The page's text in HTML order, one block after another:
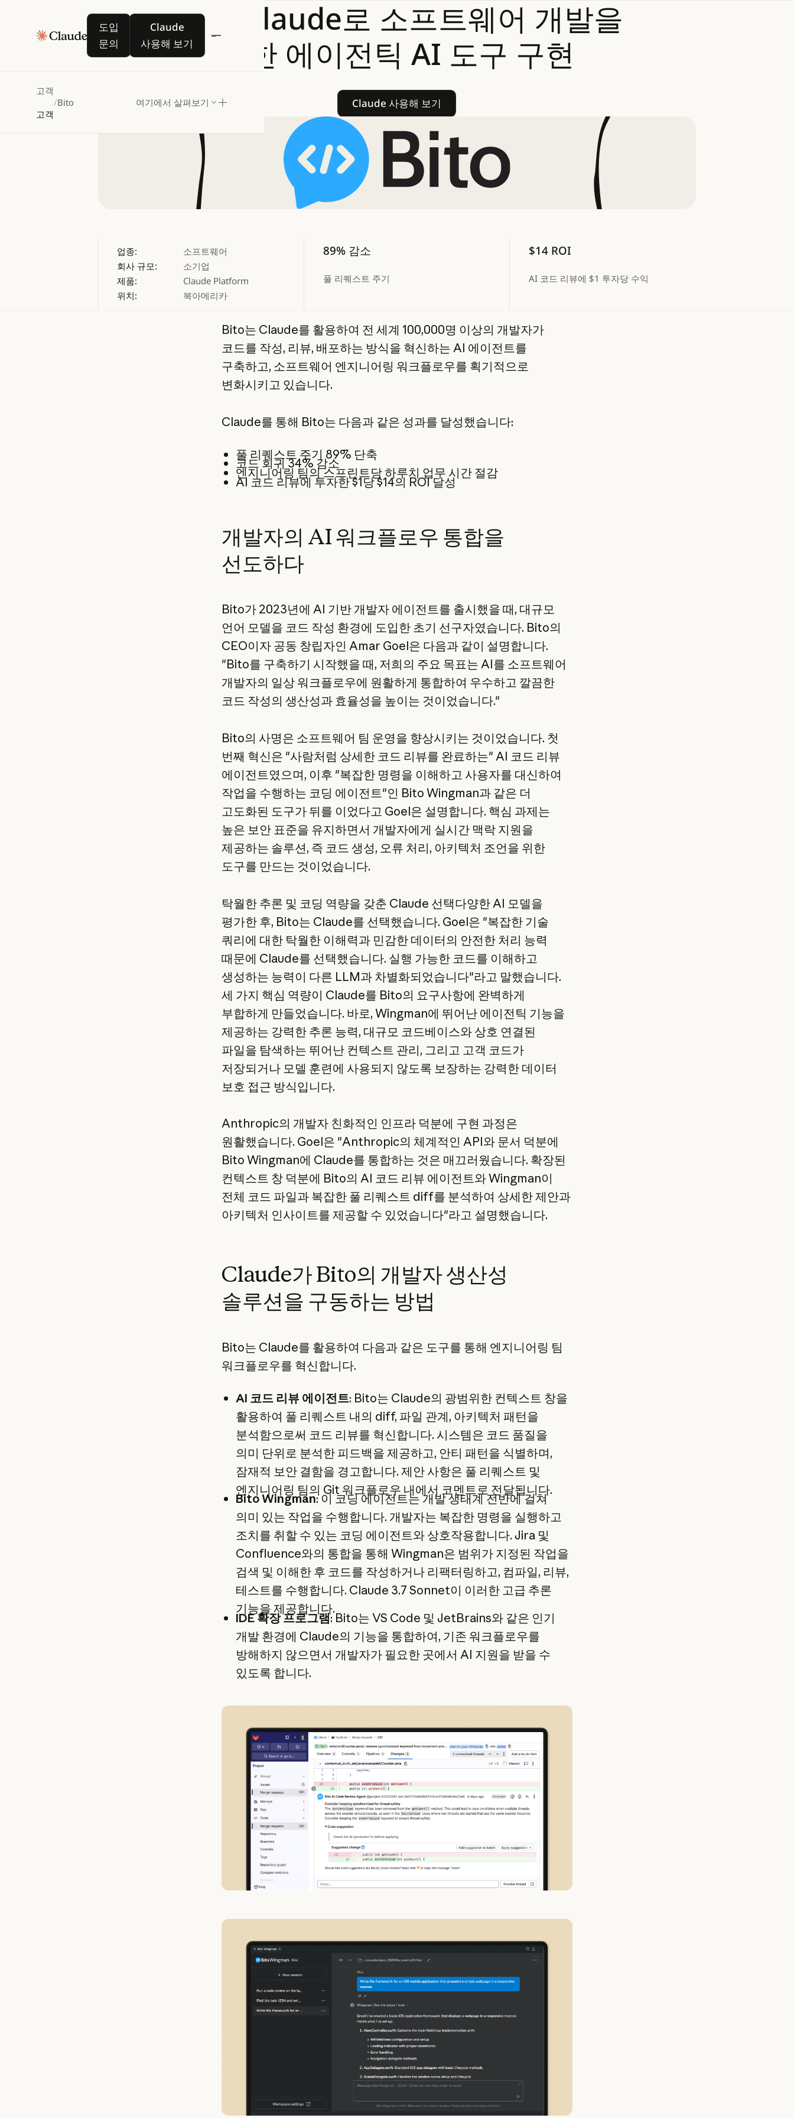
도입
문의
도입 문의
Claude
사용해 보기
Claude 사용해 보기
고객
고객
/Bito 여기에서 살펴보기
Bito, Claude로 소프트웨어 개발을
위한 에이전틱 AI 도구 구현
Claude 사용해 보기
Claude 사용해 보기
업종:
소프트웨어
회사 규모:
소기업
제품:
Claude Platform
위치:
북아메리카
89% 감소
풀 리퀘스트 주기
$14 ROI
AI 코드 리뷰에 $1 투자당 수익
Bito는 Claude를 활용하여 전 세계 100,000명 이상의 개발자가
코드를 작성, 리뷰, 배포하는 방식을 혁신하는 AI 에이전트를
구축하고, 소프트웨어 엔지니어링 워크플로우를 획기적으로
변화시키고 있습니다.
Claude를 통해 Bito는 다음과 같은 성과를 달성했습니다:
풀 리퀘스트 주기 89% 단축
코드 회귀 34% 감소
엔지니어링 팀의 스프린트당 하루치 업무 시간 절감
AI 코드 리뷰에 투자한 $1당 $14의 ROI 달성
개발자의 AI 워크플로우 통합을
선도하다
Bito가 2023년에 AI 기반 개발자 에이전트를 출시했을 때, 대규모
언어 모델을 코드 작성 환경에 도입한 초기 선구자였습니다. Bito의
CEO이자 공동 창립자인 Amar Goel은 다음과 같이 설명합니다.
"Bito를 구축하기 시작했을 때, 저희의 주요 목표는 AI를 소프트웨어
개발자의 일상 워크플로우에 원활하게 통합하여 우수하고 깔끔한
코드 작성의 생산성과 효율성을 높이는 것이었습니다."
Bito의 사명은 소프트웨어 팀 운영을 향상시키는 것이었습니다. 첫
번째 혁신은 "사람처럼 상세한 코드 리뷰를 완료하는" AI 코드 리뷰
에이전트였으며, 이후 "복잡한 명령을 이해하고 사용자를 대신하여
작업을 수행하는 코딩 에이전트"인 Bito Wingman과 같은 더
고도화된 도구가 뒤를 이었다고 Goel은 설명합니다. 핵심 과제는
높은 보안 표준을 유지하면서 개발자에게 실시간 맥락 지원을
제공하는 솔루션, 즉 코드 생성, 오류 처리, 아키텍처 조언을 위한
도구를 만드는 것이었습니다.
탁월한 추론 및 코딩 역량을 갖춘 Claude 선택다양한 AI 모델을
평가한 후, Bito는 Claude를 선택했습니다. Goel은 "복잡한 기술
쿼리에 대한 탁월한 이해력과 민감한 데이터의 안전한 처리 능력
때문에 Claude를 선택했습니다. 실행 가능한 코드를 이해하고
생성하는 능력이 다른 LLM과 차별화되었습니다"라고 말했습니다.
세 가지 핵심 역량이 Claude를 Bito의 요구사항에 완벽하게
부합하게 만들었습니다. 바로, Wingman에 뛰어난 에이전틱 기능을
제공하는 강력한 추론 능력, 대규모 코드베이스와 상호 연결된
파일을 탐색하는 뛰어난 컨텍스트 관리, 그리고 고객 코드가
저장되거나 모델 훈련에 사용되지 않도록 보장하는 강력한 데이터
보호 접근 방식입니다.
Anthropic의 개발자 친화적인 인프라 덕분에 구현 과정은
원활했습니다. Goel은 "Anthropic의 체계적인 API와 문서 덕분에
Bito Wingman에 Claude를 통합하는 것은 매끄러웠습니다. 확장된
컨텍스트 창 덕분에 Bito의 AI 코드 리뷰 에이전트와 Wingman이
전체 코드 파일과 복잡한 풀 리퀘스트 diff를 분석하여 상세한 제안과
아키텍처 인사이트를 제공할 수 있었습니다"라고 설명했습니다.
Claude가 Bito의 개발자 생산성
솔루션을 구동하는 방법
Bito는 Claude를 활용하여 다음과 같은 도구를 통해 엔지니어링 팀
워크플로우를 혁신합니다.
AI 코드 리뷰 에이전트: Bito는 Claude의 광범위한 컨텍스트 창을
활용하여 풀 리퀘스트 내의 diff, 파일 관계, 아키텍처 패턴을
분석함으로써 코드 리뷰를 혁신합니다. 시스템은 코드 품질을
의미 단위로 분석한 피드백을 제공하고, 안티 패턴을 식별하며,
잠재적 보안 결함을 경고합니다. 제안 사항은 풀 리퀘스트 및
엔지니어링 팀의 Git 워크플로우 내에서 코멘트로 전달됩니다.
Bito Wingman: 이 코딩 에이전트는 개발 생태계 전반에 걸쳐
의미 있는 작업을 수행합니다. 개발자는 복잡한 명령을 실행하고
조치를 취할 수 있는 코딩 에이전트와 상호작용합니다. Jira 및
Confluence와의 통합을 통해 Wingman은 범위가 지정된 작업을
검색 및 이해한 후 코드를 작성하거나 리팩터링하고, 컴파일, 리뷰,
테스트를 수행합니다. Claude 3.7 Sonnet이 이러한 고급 추론
기능을 제공합니다.
IDE 확장 프로그램: Bito는 VS Code 및 JetBrains와 같은 인기
개발 환경에 Claude의 기능을 통합하여, 기존 워크플로우를
방해하지 않으면서 개발자가 필요한 곳에서 AI 지원을 받을 수
있도록 합니다.